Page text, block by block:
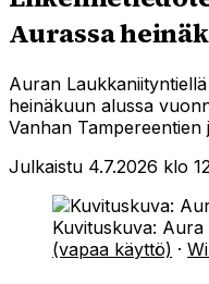
Aurassa
Auran
heinäkuun alussa
Vanhan
Julkaistu 4.7.2026 klo
Kuvituskuva: Aura
(vapaa käyttö) ·